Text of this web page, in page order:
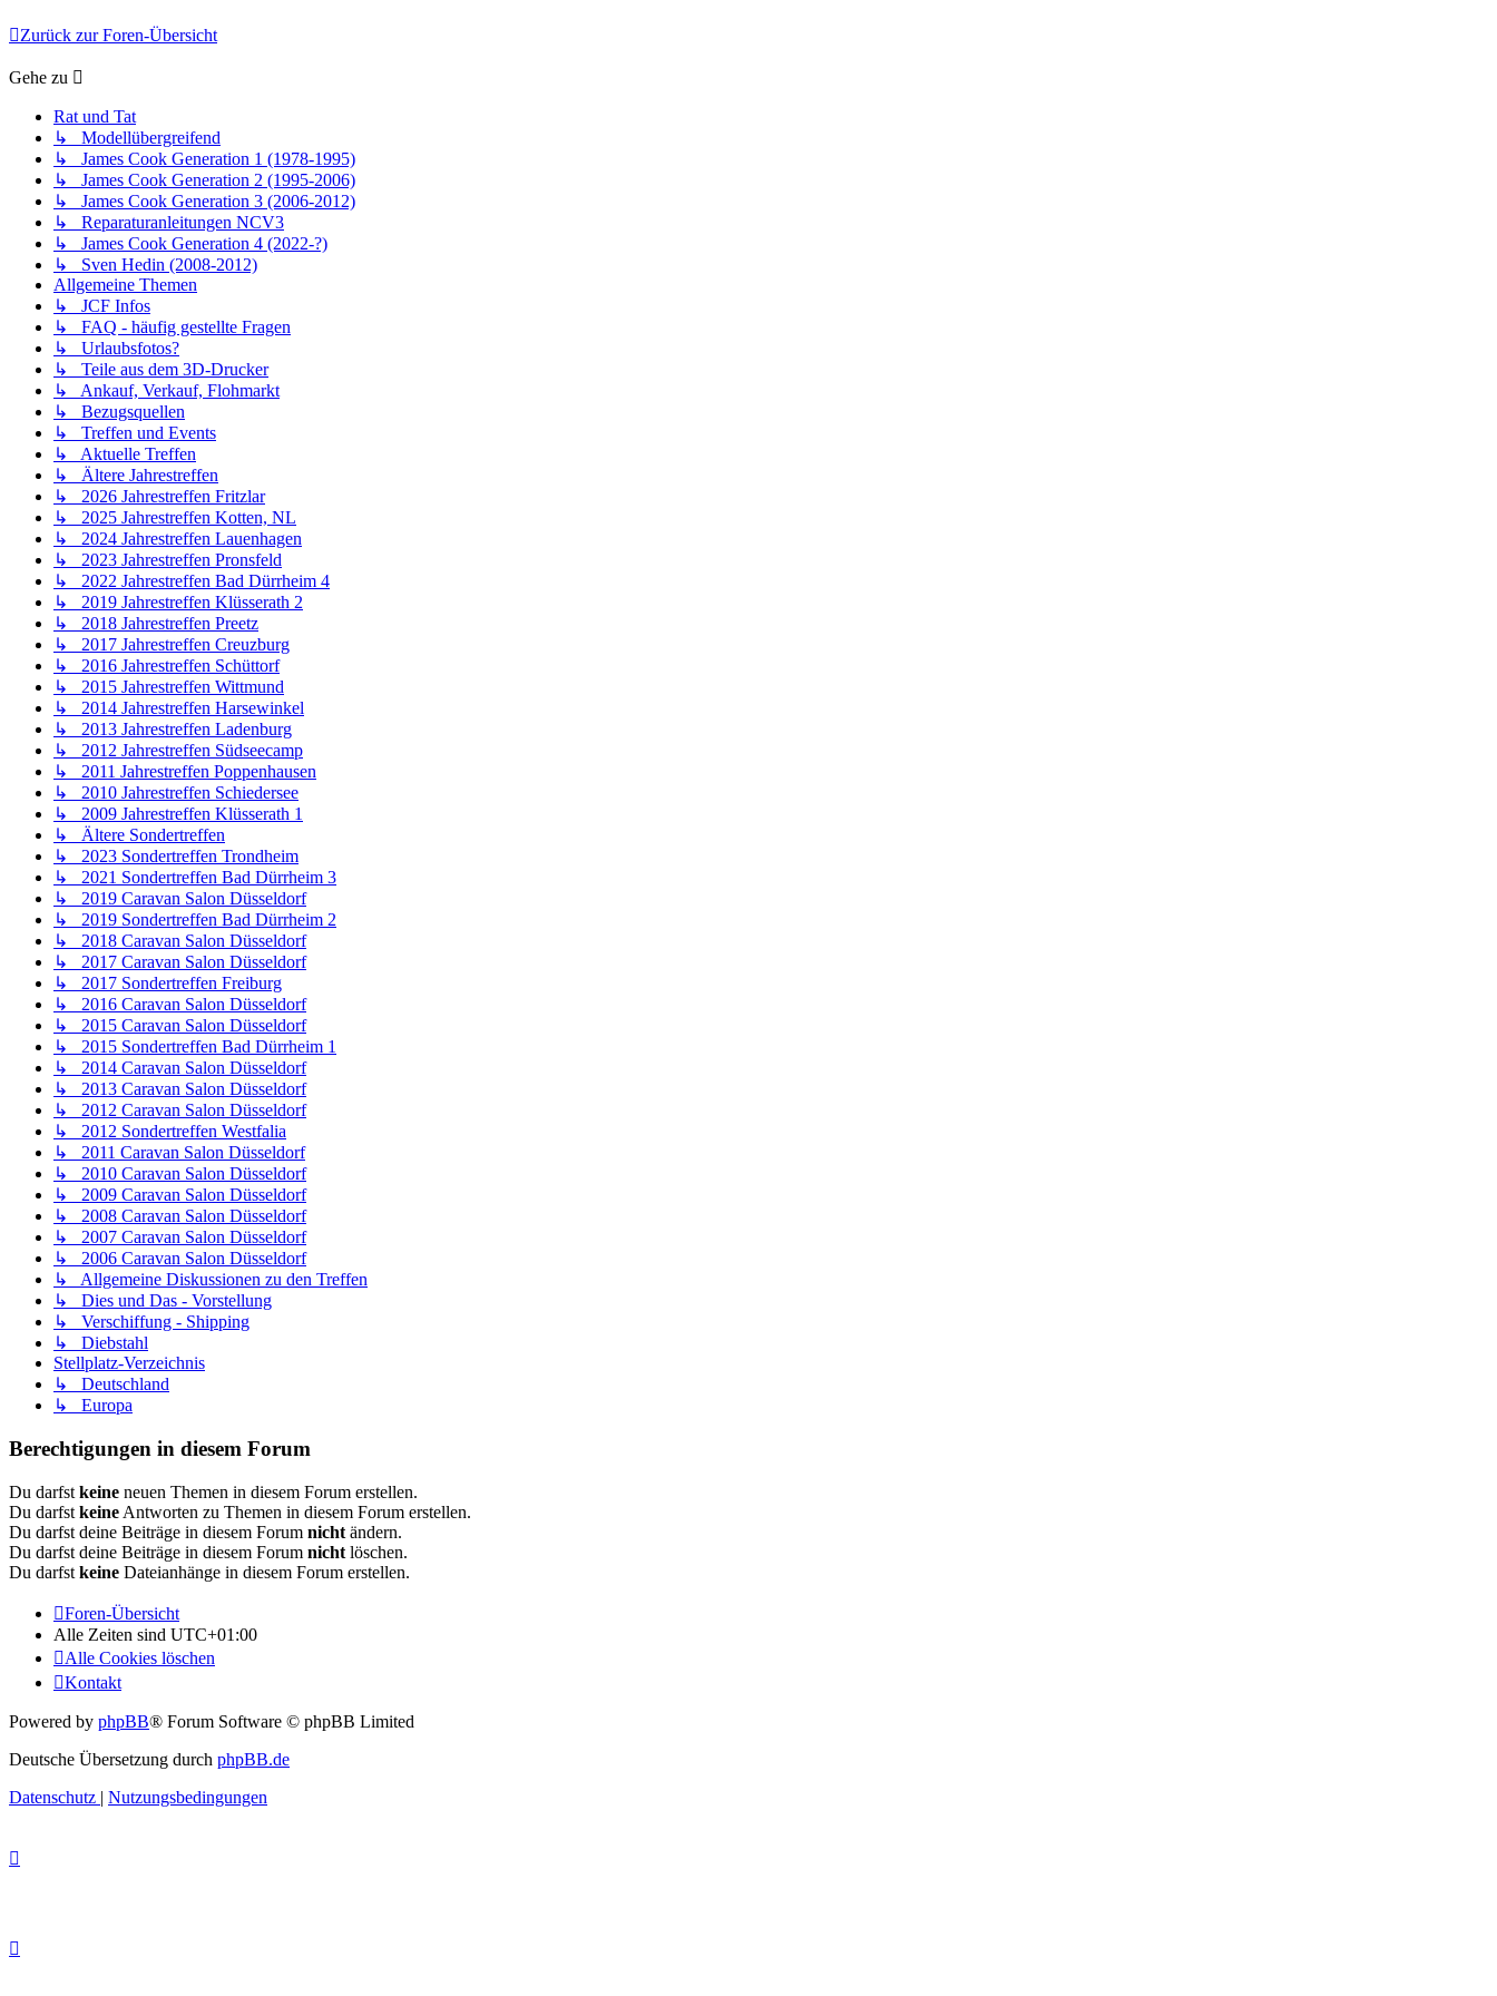
Zurück zur Foren-Übersicht
Gehe zu
Rat und Tat
↳ Modellübergreifend
↳ James Cook Generation 1 (1978-1995)
↳ James Cook Generation 2 (1995-2006)
↳ James Cook Generation 3 (2006-2012)
↳ Reparaturanleitungen NCV3
↳ James Cook Generation 4 (2022-?)
↳ Sven Hedin (2008-2012)
Allgemeine Themen
↳ JCF Infos
↳ FAQ - häufig gestellte Fragen
↳ Urlaubsfotos?
↳ Teile aus dem 3D-Drucker
↳ Ankauf, Verkauf, Flohmarkt
↳ Bezugsquellen
↳ Treffen und Events
↳ Aktuelle Treffen
↳ Ältere Jahrestreffen
↳ 2026 Jahrestreffen Fritzlar
↳ 2025 Jahrestreffen Kotten, NL
↳ 2024 Jahrestreffen Lauenhagen
↳ 2023 Jahrestreffen Pronsfeld
↳ 2022 Jahrestreffen Bad Dürrheim 4
↳ 2019 Jahrestreffen Klüsserath 2
↳ 2018 Jahrestreffen Preetz
↳ 2017 Jahrestreffen Creuzburg
↳ 2016 Jahrestreffen Schüttorf
↳ 2015 Jahrestreffen Wittmund
↳ 2014 Jahrestreffen Harsewinkel
↳ 2013 Jahrestreffen Ladenburg
↳ 2012 Jahrestreffen Südseecamp
↳ 2011 Jahrestreffen Poppenhausen
↳ 2010 Jahrestreffen Schiedersee
↳ 2009 Jahrestreffen Klüsserath 1
↳ Ältere Sondertreffen
↳ 2023 Sondertreffen Trondheim
↳ 2021 Sondertreffen Bad Dürrheim 3
↳ 2019 Caravan Salon Düsseldorf
↳ 2019 Sondertreffen Bad Dürrheim 2
↳ 2018 Caravan Salon Düsseldorf
↳ 2017 Caravan Salon Düsseldorf
↳ 2017 Sondertreffen Freiburg
↳ 2016 Caravan Salon Düsseldorf
↳ 2015 Caravan Salon Düsseldorf
↳ 2015 Sondertreffen Bad Dürrheim 1
↳ 2014 Caravan Salon Düsseldorf
↳ 2013 Caravan Salon Düsseldorf
↳ 2012 Caravan Salon Düsseldorf
↳ 2012 Sondertreffen Westfalia
↳ 2011 Caravan Salon Düsseldorf
↳ 2010 Caravan Salon Düsseldorf
↳ 2009 Caravan Salon Düsseldorf
↳ 2008 Caravan Salon Düsseldorf
↳ 2007 Caravan Salon Düsseldorf
↳ 2006 Caravan Salon Düsseldorf
↳ Allgemeine Diskussionen zu den Treffen
↳ Dies und Das - Vorstellung
↳ Verschiffung - Shipping
↳ Diebstahl
Stellplatz-Verzeichnis
↳ Deutschland
↳ Europa
Berechtigungen in diesem Forum
Du darfst keine neuen Themen in diesem Forum erstellen.
Du darfst keine Antworten zu Themen in diesem Forum erstellen.
Du darfst deine Beiträge in diesem Forum nicht ändern.
Du darfst deine Beiträge in diesem Forum nicht löschen.
Du darfst keine Dateianhänge in diesem Forum erstellen.
Foren-Übersicht
Alle Zeiten sind UTC+01:00
Alle Cookies löschen
Kontakt
Powered by phpBB® Forum Software © phpBB Limited
Deutsche Übersetzung durch phpBB.de
Datenschutz | Nutzungsbedingungen